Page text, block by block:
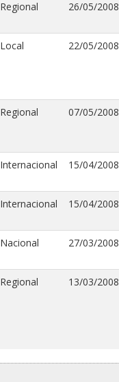
Regional 26/05/2008
Local 22/05/2008
Regional 07/05/2008
Internacional 15/04/2008
Internacional 15/04/2008
Nacional 27/03/2008
Regional 13/03/2008